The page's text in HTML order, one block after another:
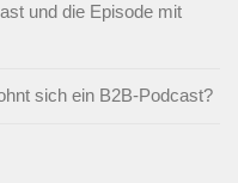
und die Episode mit
sich ein B2B-Podcast?